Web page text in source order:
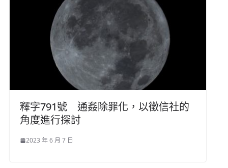
釋字791號 通姦除罪化，以徵信社的
角度進行探討
2023 年 6 月 7 日